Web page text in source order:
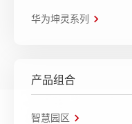
华为坤灵系列
产品组合
智慧园区